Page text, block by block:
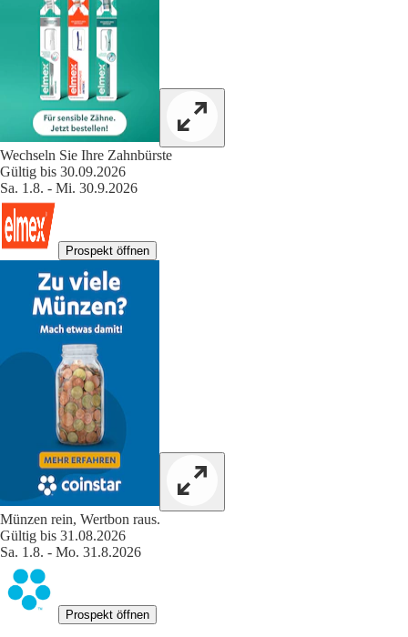
Wechseln Sie Ihre Zahnbürste
Gültig bis 30.09.2026
Sa. 1.8. - Mi. 30.9.2026
Prospekt öffnen
Münzen rein, Wertbon raus.
Gültig bis 31.08.2026
Sa. 1.8. - Mo. 31.8.2026
Prospekt öffnen